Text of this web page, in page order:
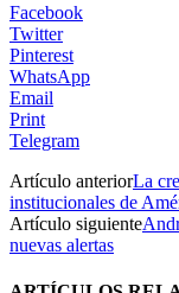
Facebook
Twitter
Pinterest
WhatsApp
Email
Print
Telegram
Artículo anteriorLa
institucionales de
Artículo siguiente
nuevas alertas